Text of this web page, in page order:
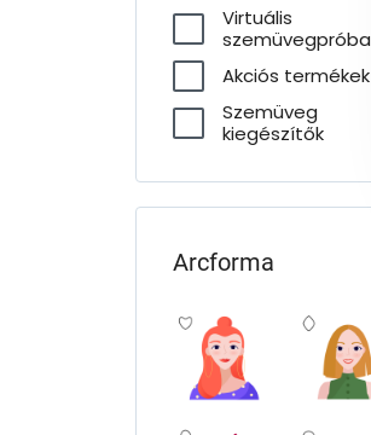
Virtuális
szemüvegpróba
Akciós termékek
Szemüveg
kiegészítők
Arcforma